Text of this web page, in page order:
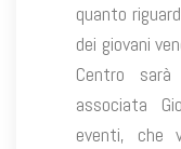
quanto
dei giovani
Centro sarà
associata
eventi, che